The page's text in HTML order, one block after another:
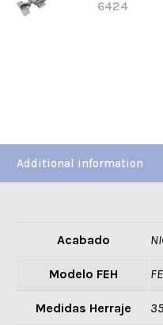
6424
Additional information
Acabado
Modelo FEH
Medidas Herraje